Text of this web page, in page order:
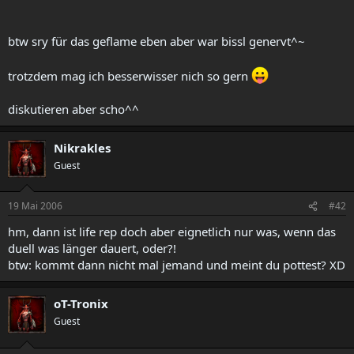
btw sry für das geflame eben aber war bissl genervt^~
trotzdem mag ich besserwisser nich so gern
diskutieren aber scho^^
Nikrakles
Guest
19 Mai 2006 #42
hm, dann ist life rep doch aber eignetlich nur was, wenn das
duell was länger dauert, oder?!
btw: kommt dann nicht mal jemand und meint du pottest? XD
oT-Tronix
Guest